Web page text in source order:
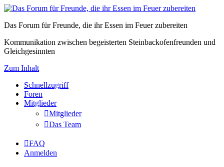
Das Forum für Freunde, die ihr Essen im Feuer zubereiten
Kommunikation zwischen begeisterten Steinbackofenfreunden und
Gleichgesinnten
Zum Inhalt
Schnellzugriff
Foren
Mitglieder
Mitglieder
Das Team
FAQ
Anmelden